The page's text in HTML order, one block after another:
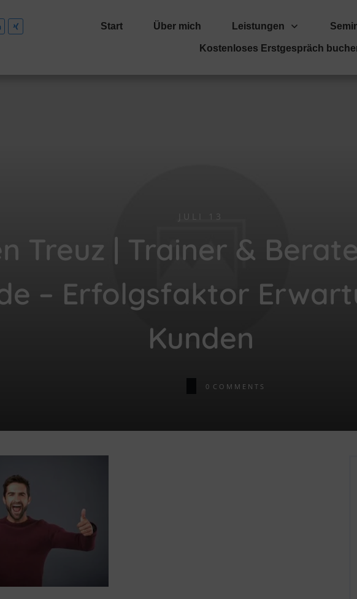
Start Über mich Leistungen
Kostenloses Erstgespräch
JULI 13
Treuz | Trainer &
– Erfolgsfaktor
Kunden
0 COMMENTS